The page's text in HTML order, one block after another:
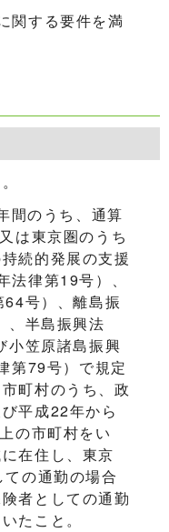
関する要件を満
のうち、通算
は東京圏のうち
続的発展の支援
法律第19号）、
号）、離島振
、半島振興法
小笠原諸島振興
第79号）で規定
町村のうち、政
平成22年から
の市町村をい
在住し、東京
の通勤の場合
者としての通勤
たこと。